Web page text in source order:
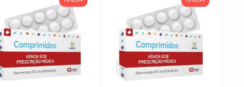
19%OFF 19%OFF